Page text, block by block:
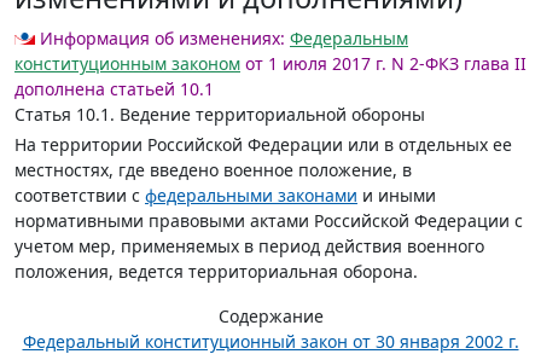
Информация об изменениях: Федеральным
конституционным законом от 1 июля 2017 г. N 2-ФКЗ глава II
дополнена статьей 10.1
Статья 10.1. Ведение территориальной обороны
На территории Российской Федерации или в отдельных ее
местностях, где введено военное положение, в
соответствии с федеральными законами и иными
нормативными правовыми актами Российской Федерации с
учетом мер, применяемых в период действия военного
положения, ведется территориальная оборона.
Содержание
Федеральный конституционный закон от 30 января 2002 г.